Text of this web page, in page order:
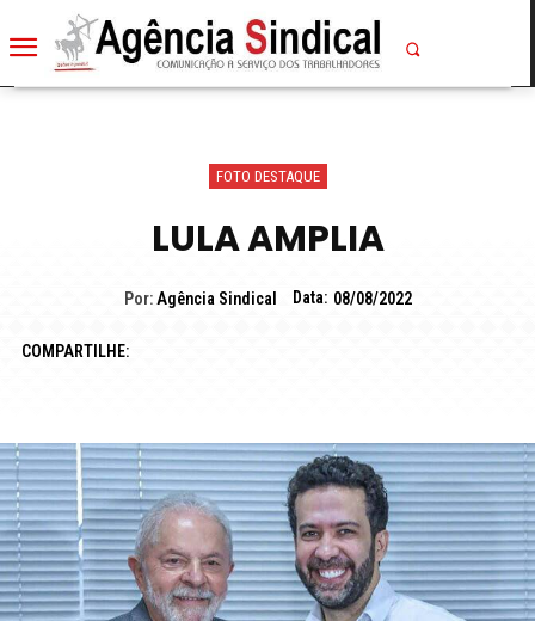
FOTO DESTAQUE
LULA AMPLIA
Por: Agência Sindical Data: 08/08/2022
COMPARTILHE: